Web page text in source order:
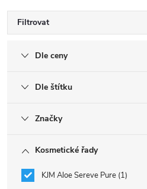
Filtrovat
Dle ceny
Dle štítku
Značky
Kosmetické řady
KJM Aloe Sereve Pure 1